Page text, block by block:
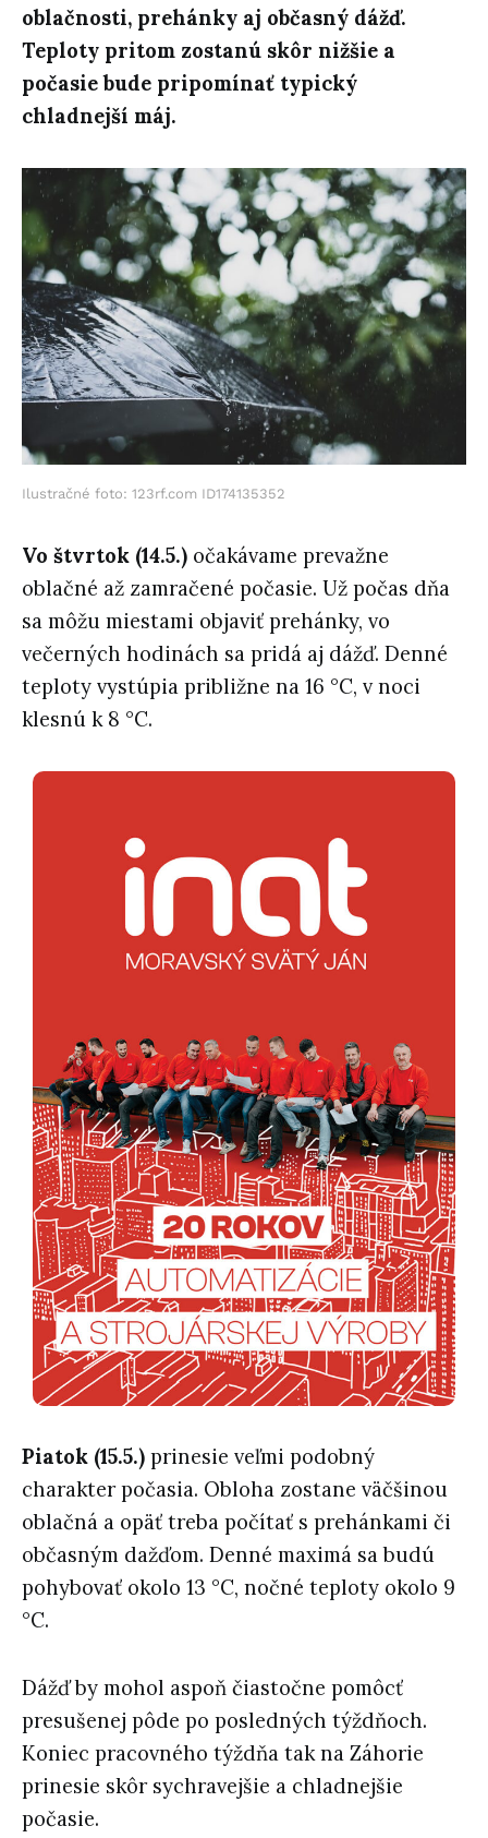
oblačnosti, prehánky aj občasný dážď.
Teploty pritom zostanú skôr nižšie a
počasie bude pripomínať typický
chladnejší máj.
Ilustračné foto: 123rf.com ID174135352
Vo štvrtok (14.5.) očakávame prevažne
oblačné až zamračené počasie. Už počas dňa
sa môžu miestami objaviť prehánky, vo
večerných hodinách sa pridá aj dážď. Denné
teploty vystúpia približne na 16 °C, v noci
klesnú k 8 °C.
Piatok (15.5.) prinesie veľmi podobný
charakter počasia. Obloha zostane väčšinou
oblačná a opäť treba počítať s prehánkami či
občasným dažďom. Denné maximá sa budú
pohybovať okolo 13 °C, nočné teploty okolo 9
°C.
Dážď by mohol aspoň čiastočne pomôcť
presušenej pôde po posledných týždňoch.
Koniec pracovného týždňa tak na Záhorie
prinesie skôr sychravejšie a chladnejšie
počasie.